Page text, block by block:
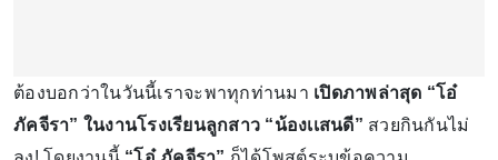
ต้องบอกว่าในวันนี้เราจะพาทุกท่านมา เปิดภาพล่าสุด “โอ๋
ภัคจีรา” ในงานโรงเรียนลูกสาว “น้องเเสนดี” สวยกินกันไม่